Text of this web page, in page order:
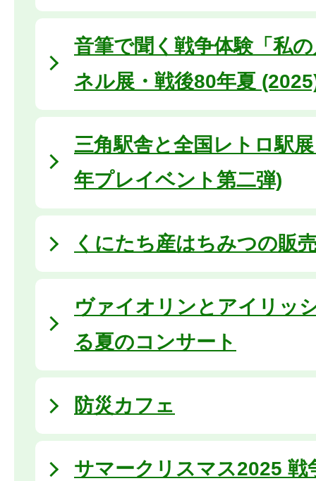
音筆で聞く戦争体験「私
ネル展・戦後80年夏
三角駅舎と全国レトロ駅
年プレイベント第二弾)
くにたち産はちみつの販
ヴァイオリンとアイリッ
る夏のコンサート
防災カフェ
サマークリスマス2025 戦